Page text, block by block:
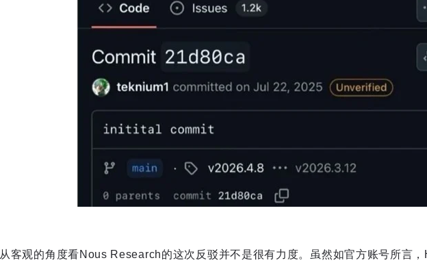
从客观的角度看Nous Research的这次反驳并不是很有力度。虽然如官方账号所言